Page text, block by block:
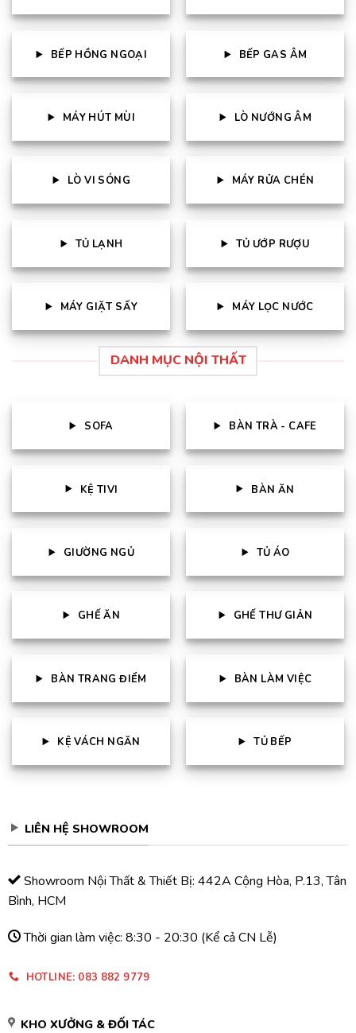
BẾP HỒNG NGOẠI BẾP GAS ÂM
MÁY HÚT MÙI LÒ NƯỚNG ÂM
LÒ VI SÓNG MÁY RỬA CHÉN
TỦ LẠNH TỦ ƯỚP RƯỢU
MÁY GIẶT SẤY MÁY LỌC NƯỚC
DANH MỤC NỘI THẤT
SOFA BÀN TRÀ - CAFE
KỆ TIVI BÀN ĂN
GIƯỜNG NGỦ TỦ ÁO
GHẾ ĂN GHẾ THƯ GIẢN
BÀN TRANG ĐIỂM BÀN LÀM VIỆC
KỆ VÁCH NGĂN TỦ BẾP
LIÊN HỆ SHOWROOM
Showroom Nội Thất & Thiết Bị: 442A Cộng Hòa, P.13, Tân
Bình, HCM
Thời gian làm việc: 8:30 - 20:30 (Kể cả CN Lễ)
HOTLINE: 083 882 9779
KHO XƯỞNG & ĐỐI TÁC